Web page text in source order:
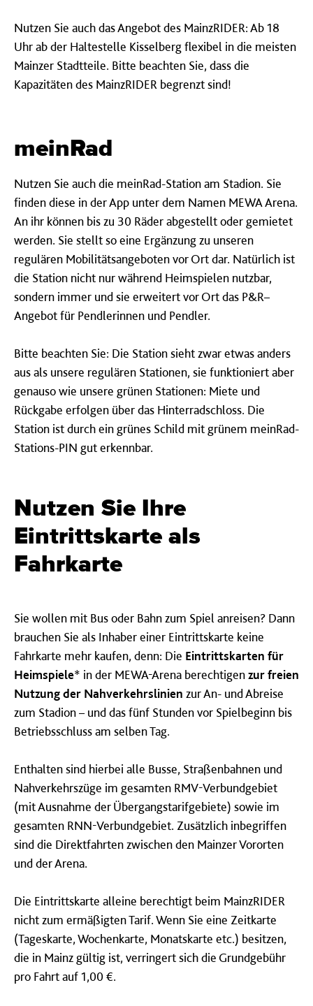
Nutzen Sie auch das Angebot des MainzRIDER: Ab 18
Uhr ab der Haltestelle Kisselberg flexibel in die meisten
Mainzer Stadtteile. Bitte beachten Sie, dass die
Kapazitäten des MainzRIDER begrenzt sind!
meinRad
Nutzen Sie auch die meinRad-Station am Stadion. Sie
finden diese in der App unter dem Namen MEWA Arena.
An ihr können bis zu 30 Räder abgestellt oder gemietet
werden. Sie stellt so eine Ergänzung zu unseren
regulären Mobilitätsangeboten vor Ort dar. Natürlich ist
die Station nicht nur während Heimspielen nutzbar,
sondern immer und sie erweitert vor Ort das P&R–
Angebot für Pendlerinnen und Pendler.
Bitte beachten Sie: Die Station sieht zwar etwas anders
aus als unsere regulären Stationen, sie funktioniert aber
genauso wie unsere grünen Stationen: Miete und
Rückgabe erfolgen über das Hinterradschloss. Die
Station ist durch ein grünes Schild mit grünem meinRad-
Stations-PIN gut erkennbar.
Nutzen Sie Ihre
Eintrittskarte als
Fahrkarte
Sie wollen mit Bus oder Bahn zum Spiel anreisen? Dann
brauchen Sie als Inhaber einer Eintrittskarte keine
Fahrkarte mehr kaufen, denn: Die Eintrittskarten für
Heimspiele* in der MEWA-Arena berechtigenzurfreien
Nutzung der Nahverkehrslinien zur An- und Abreise
zum Stadion – und das fünf Stunden vor Spielbeginn bis
Betriebsschluss am selben Tag.
Enthalten sind hierbei alle Busse, Straßenbahnen und
Nahverkehrszüge im gesamten RMV-Verbundgebiet
(mit Ausnahme der Übergangstarifgebiete) sowie im
gesamten RNN-Verbundgebiet. Zusätzlich inbegriffen
sind die Direktfahrten zwischen den Mainzer Vororten
und der Arena.
Die Eintrittskarte alleine berechtigt beim MainzRIDER
nicht zum ermäßigten Tarif. Wenn Sie eine Zeitkarte
(Tageskarte, Wochenkarte, Monatskarte etc.) besitzen,
die in Mainz gültig ist, verringert sich die Grundgebühr
pro Fahrt auf 1,00 €.